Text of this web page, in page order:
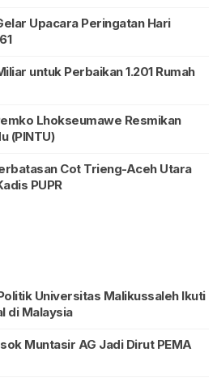
Upacara Peringatan Hari
untuk Perbaikan 1.201 Rumah
Lhokseumawe Resmikan
(PINTU)
Cot Trieng-Aceh Utara
PUPR
Universitas Malikussaleh Ikuti
di Malaysia
Muntasir AG Jadi Dirut PEMA